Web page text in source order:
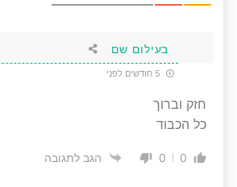
בעילום שם
חזק וברוך
כל הכבוד
0
0 הגב לתגובה